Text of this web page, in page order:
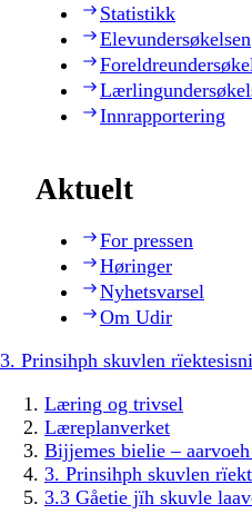
Statistikk
Elevundersøkelsen
Innrapportering
Aktuelt
For pressen
Høringer
Nyhetsvarsel
Om Udir
3. Prinsihph skuvlen
Læring og trivsel
Læreplanverket
Bijjemes bielie –
3. Prinsihph skuvlen
3.3 Gåetie jïh skuvle